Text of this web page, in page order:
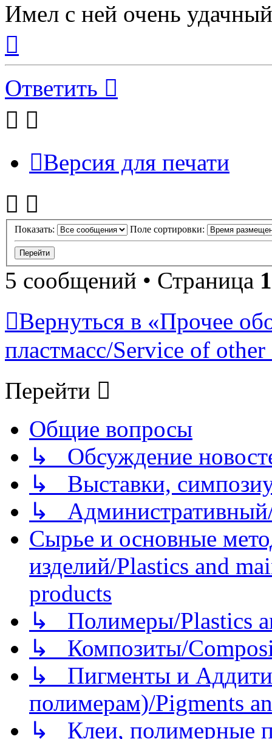
Имел с ней очень
началу
Ответить
Версия для печати
Показать: Поле сортировки:
5 сообщений • Страница 1
Вернуться в «Прочее
пластмасс/Service of
Перейти
Общие вопросы
↳ Обсуждение
↳ Выставки,
↳
Сырье и основные
изделий/Plastics and
products
↳ Полимеры/Plastics
↳ Композиты/
↳ Пигменты и
полимерам)/Pigments
↳ Клеи, полимерные